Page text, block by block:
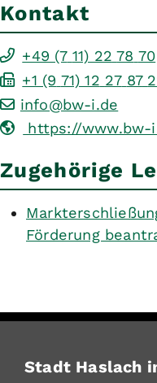
Kontakt
+49 (7 11) 22 78 70
+1 (9 71) 12 27 87
info@bw-i.de
https://www.bw-
Zugehörige
Förderung
Stadt Haslach